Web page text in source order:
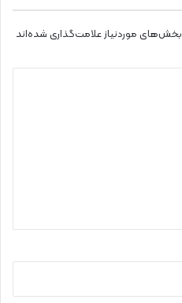
بخش‌های موردنیاز علامت‌گذاری شده‌اند